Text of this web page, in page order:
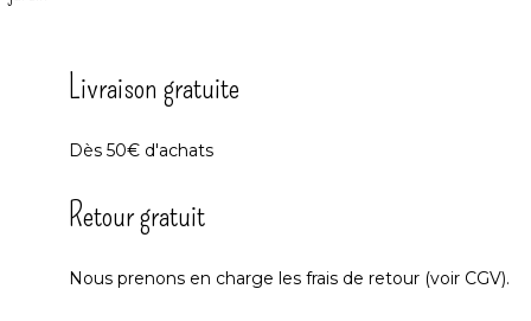
Livraison gratuite
Dès 50€ d'achats
Retour gratuit
Nous prenons en charge les frais de retour (voir CGV).